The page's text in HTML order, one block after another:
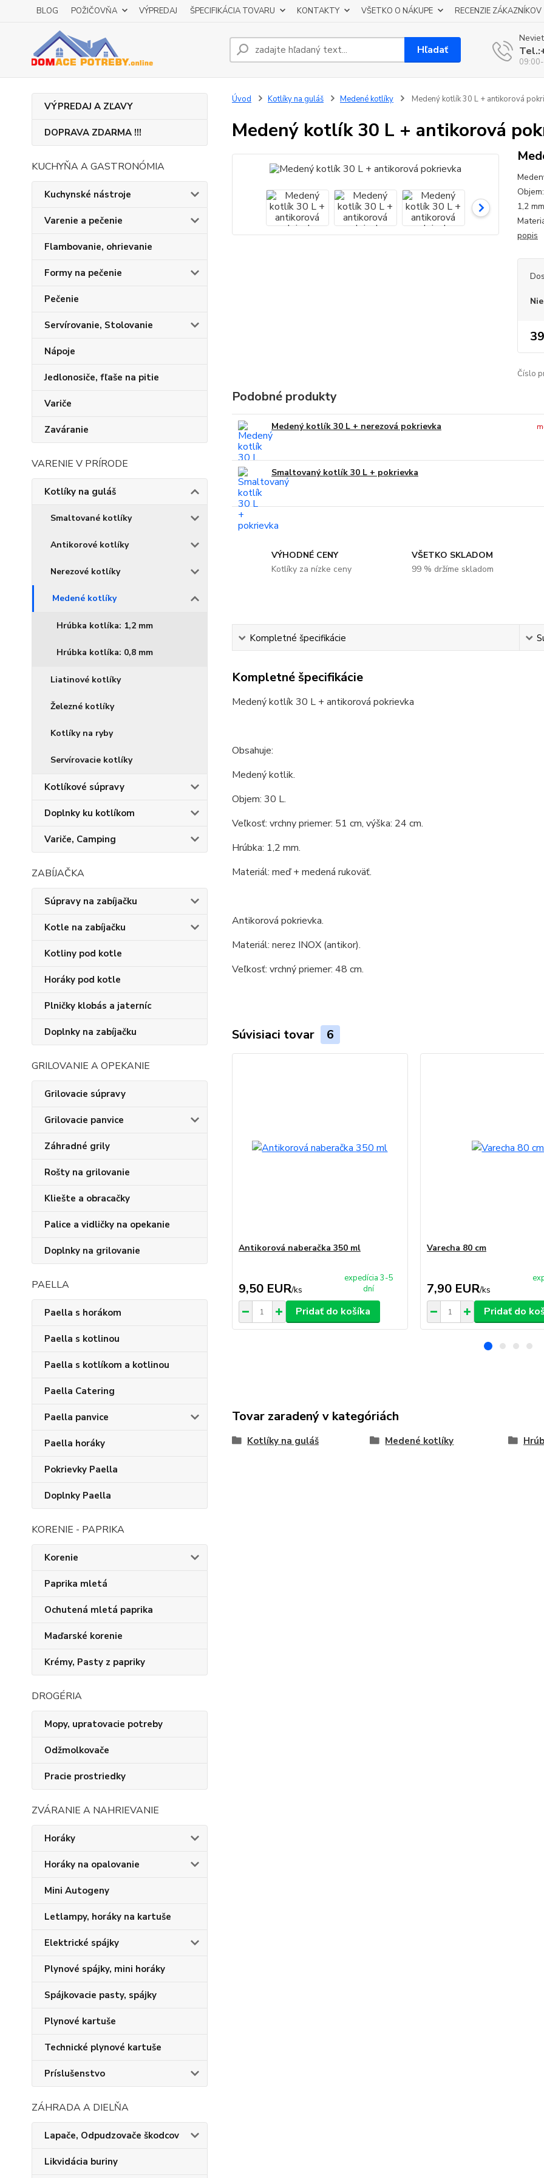
BLOG POŽIČOVŇA VÝPREDAJ ŠPECIFIKÁCIA TOVARU KONTAKTY VŠETKO O NÁKUPE RECENZIE ZÁKAZNÍKOV
Hľadať
VÝPREDAJ A ZĽAVY
DOPRAVA ZDARMA !!!
KUCHYŇA A GASTRONÓMIA
Kuchynské nástroje
Varenie a pečenie
Flambovanie, ohrievanie
Formy na pečenie
Pečenie
Servírovanie, Stolovanie
Nápoje
Jedlonosiče, fľaše na pitie
Variče
Zaváranie
VARENIE V PRÍRODE
Kotlíky na guláš
Smaltované kotlíky
Antikorové kotlíky
Nerezové kotlíky
Medené kotlíky
Hrúbka kotlíka: 1,2 mm
Hrúbka kotlíka: 0,8 mm
Liatinové kotlíky
Železné kotlíky
Kotlíky na ryby
Servírovacie kotlíky
Kotlíkové súpravy
Doplnky ku kotlíkom
Variče, Camping
ZABÍJAČKA
Súpravy na zabíjačku
Kotle na zabíjačku
Kotliny pod kotle
Horáky pod kotle
Plničky klobás a jaterníc
Doplnky na zabíjačku
GRILOVANIE A OPEKANIE
Grilovacie súpravy
Grilovacie panvice
Záhradné grily
Rošty na grilovanie
Kliešte a obracačky
Palice a vidličky na opekanie
Doplnky na grilovanie
PAELLA
Paella s horákom
Paella s kotlinou
Paella s kotlíkom a kotlinou
Paella Catering
Paella panvice
Paella horáky
Pokrievky Paella
Doplnky Paella
KORENIE - PAPRIKA
Korenie
Paprika mletá
Ochutená mletá paprika
Maďarské korenie
Krémy, Pasty z papriky
DROGÉRIA
Mopy, upratovacie potreby
Odžmolkovače
Pracie prostriedky
ZVÁRANIE A NAHRIEVANIE
Horáky
Horáky na opalovanie
Mini Autogeny
Letlampy, horáky na kartuše
Elektrické spájky
Plynové spájky, mini horáky
Spájkovacie pasty, spájky
Plynové kartuše
Technické plynové kartuše
Príslušenstvo
ZÁHRADA A DIELŇA
Lapače, Odpudzovače škodcov
Likvidácia buriny
Úvod Kotlíky na guláš Medené kotlíky Medený kotlík 30 L + antikorová
Medený kotlík 30 L + antikorová
1,2
popis
Číslo
Podobné produkty
Medený kotlík 30 L + nerezová pokrievka
Smaltovaný kotlík 30 L + pokrievka
VÝHODNÉ CENY
Kotlíky za nízke ceny
VŠETKO SKLADOM
99 % držíme skladom
Kompletné špecifikácie
Kompletné špecifikácie
Medený kotlík 30 L + antikorová pokrievka
Obsahuje:
Medený kotlik.
Objem: 30 L.
Veľkosť: vrchny priemer: 51 cm, výška: 24 cm.
Hrúbka: 1,2 mm.
Materiál: meď + medená rukoväť.
Antikorová pokrievka.
Materiál: nerez INOX (antikor).
Veľkosť: vrchný priemer: 48 cm.
Súvisiaci tovar 6
Antikorová naberačka 350 ml
9,50 EUR/ks
expedícia 3-5
dní
Pridať do košíka
Varecha 80 cm
7,90 EUR/ks
Pridať do
Tovar zaradený v kategóriách
Kotlíky na guláš Medené kotlíky